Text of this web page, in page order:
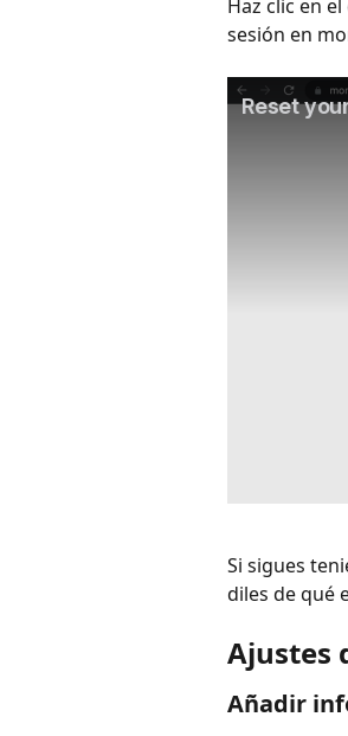
Haz clic en
sesión en
Si sigues
diles de qué
Ajustes
Añadir